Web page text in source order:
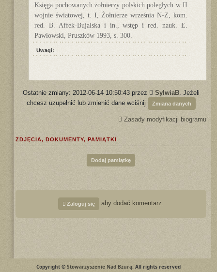
Księga pochowanych żołnierzy polskich poległych w II
wojnie światowej, t. I, Żołnierze września N-Z, kom.
red. B. Affek-Bujalska i in., wstęp i red. nauk. E.
Pawłowski, Pruszków 1993, s. 300.
Uwagi:
Ostatnie zmiany: 2012-06-14 10:50:43 przez SylwiaB. Jeżeli
chcesz uzupełnić lub zmienić dane wciśnij
Zmiana danych
Zasady modyfikacji biogramu
ZDJĘCIA, DOKUMENTY, PAMIĄTKI
Dodaj pamiątkę
Zaloguj się aby dodać komentarz.
Copyright © Stowarzyszenie Nad Bzurą. All rights reserved